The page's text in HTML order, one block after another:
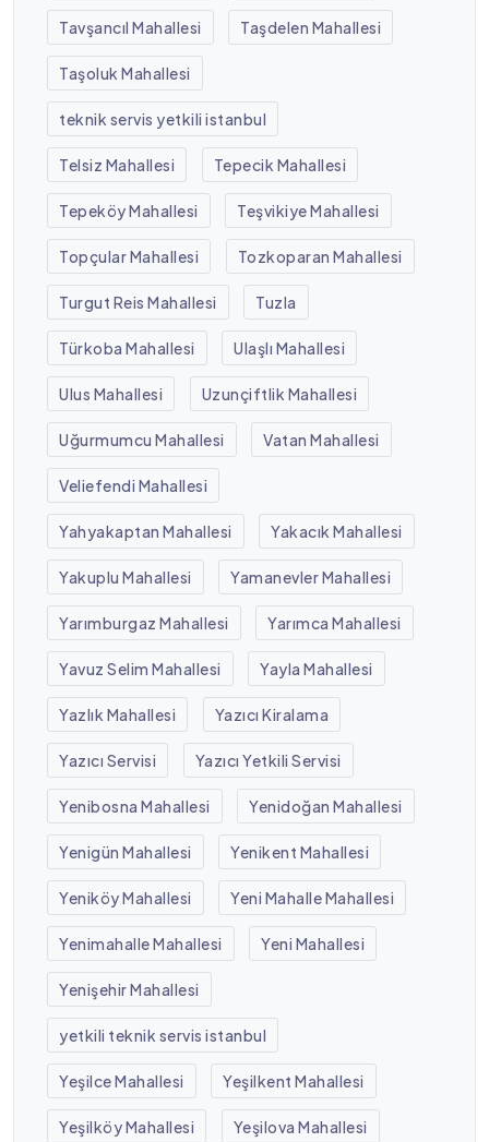
Tavşancıl Mahallesi Taşdelen Mahallesi
Taşoluk Mahallesi
teknik servis yetkili istanbul
Telsiz Mahallesi Tepecik Mahallesi
Tepeköy Mahallesi Teşvikiye Mahallesi
Topçular Mahallesi Tozkoparan Mahallesi
Turgut Reis Mahallesi Tuzla
Türkoba Mahallesi Ulaşlı Mahallesi
Ulus Mahallesi Uzunçiftlik Mahallesi
Uğurmumcu Mahallesi Vatan Mahallesi
Veliefendi Mahallesi
Yahyakaptan Mahallesi Yakacık Mahallesi
Yakuplu Mahallesi Yamanevler Mahallesi
Yarımburgaz Mahallesi Yarımca Mahallesi
Yavuz Selim Mahallesi Yayla Mahallesi
Yazlık Mahallesi Yazıcı Kiralama
Yazıcı Servisi Yazıcı Yetkili Servisi
Yenibosna Mahallesi Yenidoğan Mahallesi
Yenigün Mahallesi Yenikent Mahallesi
Yeniköy Mahallesi Yeni Mahalle Mahallesi
Yenimahalle Mahallesi Yeni Mahallesi
Yenişehir Mahallesi
yetkili teknik servis istanbul
Yeşilce Mahallesi Yeşilkent Mahallesi
Yeşilköy Mahallesi Yeşilova Mahallesi